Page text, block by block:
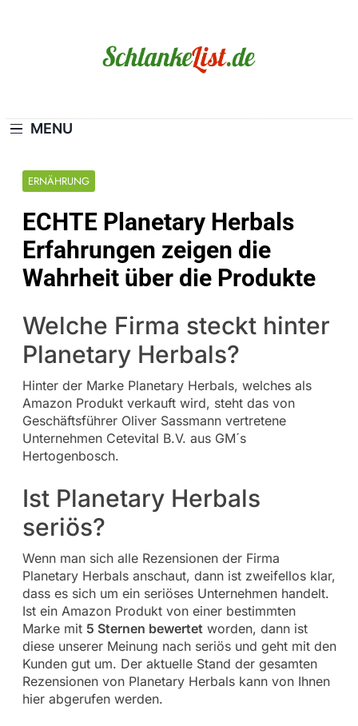
MENU
ERNÄHRUNG
ECHTE Planetary Herbals
Erfahrungen zeigen die
Wahrheit über die Produkte
Welche Firma steckt hinter
Planetary Herbals?
Hinter der Marke Planetary Herbals, welches als
Amazon Produkt verkauft wird, steht das von
Geschäftsführer Oliver Sassmann vertretene
Unternehmen Cetevital B.V. aus GM´s
Hertogenbosch.
Ist Planetary Herbals
seriös?
Wenn man sich alle Rezensionen der Firma
Planetary Herbals anschaut, dann ist zweifellos klar,
dass es sich um ein seriöses Unternehmen handelt.
Ist ein Amazon Produkt von einer bestimmten
Marke mit 5 Sternen bewertetworden, dann ist
diese unserer Meinung nach seriös und geht mit den
Kunden gut um. Der aktuelle Stand der gesamten
Rezensionen von Planetary Herbals kann von Ihnen
hier abgerufen werden.